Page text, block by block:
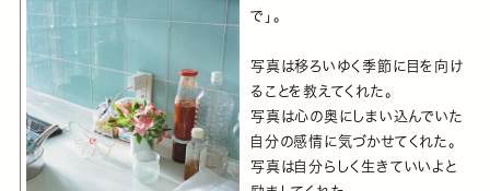
で」。
写真は移ろいゆく季節に目を向け
ることを教えてくれた。
写真は心の奥にしまい込んでいた
自分の感情に気づかせてくれた。
写真は自分らしく生きていいよと